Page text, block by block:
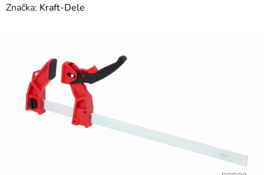
hodnocení
hvězdiček.
Značka: Kraft-Dele